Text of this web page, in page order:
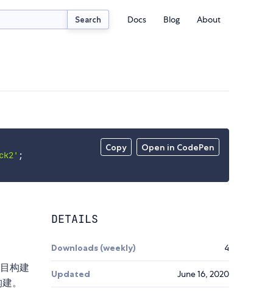
Search Docs Blog About
Copy Open in CodePen
;
构建
。
DETAILS
Downloads (weekly) 4
Updated June 16, 2020